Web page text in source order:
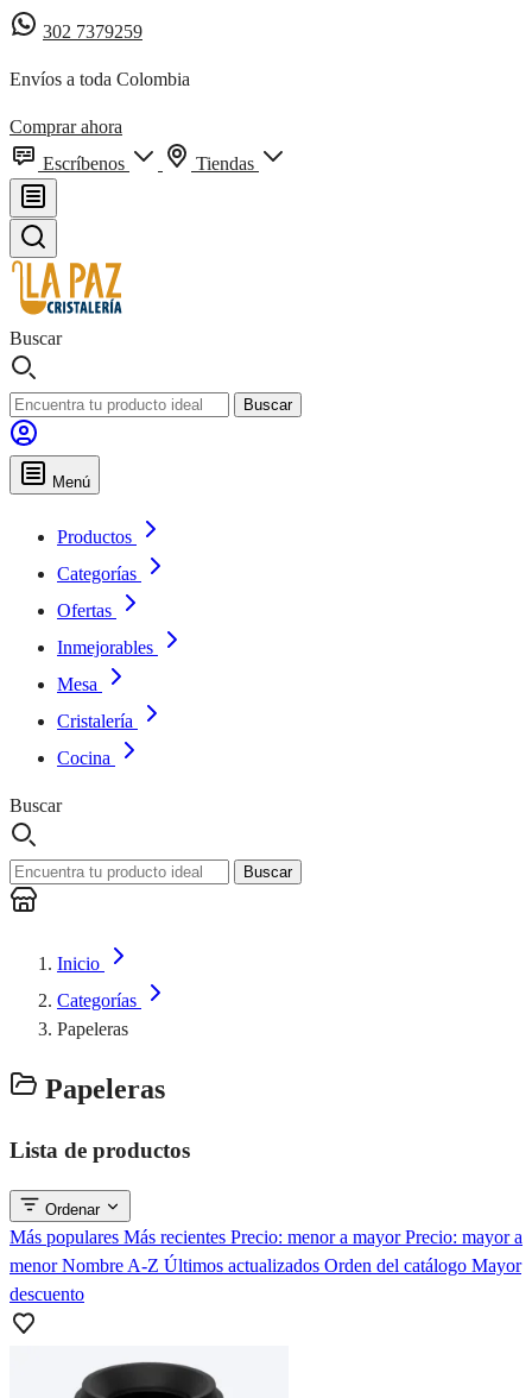
302 7379259
Envíos a toda Colombia
Comprar ahora
Escríbenos
Tiendas
Buscar
Buscar
Menú
Productos
Categorías
Ofertas
Inmejorables
Mesa
Cristalería
Cocina
Buscar
Buscar
Inicio
Categorías
Papeleras
Papeleras
Lista de productos
Ordenar
Más populares Más recientes Precio: menor a mayorPrecio: mayor a
menorNombre A-Z Últimos actualizados Orden del catálogo Mayor
descuento